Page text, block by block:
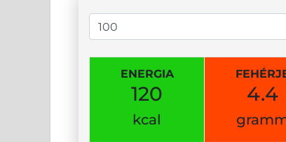
ENERGIA
120
kcal
4.4